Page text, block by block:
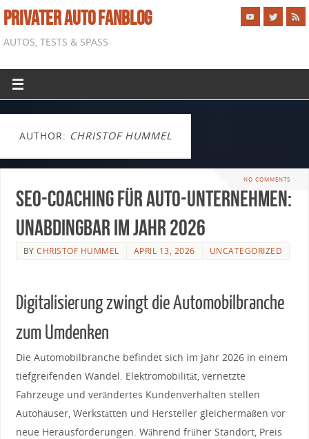
PRIVATER AUTO FANBLOG
AUTOS, TESTS & SPASS
AUTHOR: CHRISTOF HUMMEL
NO COMMENTS
SEO-Coaching für Auto-Unternehmen:
Unabdingbar im Jahr 2026
BYCHRISTOF HUMMEL APRIL 13, 2026 UNCATEGORIZED
Digitalisierung zwingt die Automobilbranche
zum Umdenken
Die Automobilbranche befindet sich im Jahr 2026 in einem
tiefgreifenden Wandel. Elektromobilität, vernetzte
Fahrzeuge und verändertes Kundenverhalten stellen
Autohäuser, Werkstätten und Hersteller gleichermaßen vor
neue Herausforderungen. Während früher Standort, Preis